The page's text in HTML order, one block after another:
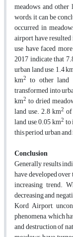
meadows and
words, it can be
occurred in
airport have
use have faced
2017 indicate that
urban land use, 1.4
km2 to other land
transformed into
km2 to dried
land use. 2.8 km2
land use, 0.05 km2 to
this period, urban
Conclusion
Generally, results
have developed over
increasing trend.
decreasing and
Kord Airport,
phenomena, which
and destruction of